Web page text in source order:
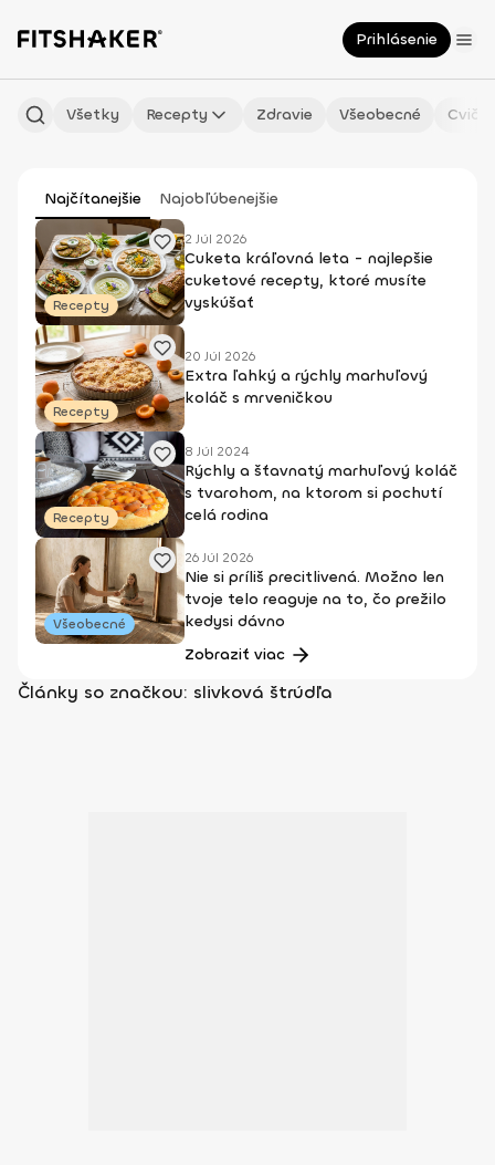
Prihlásenie
Všetky Recepty Zdravie Všeobecné
Najčítanejšie Najobľúbenejšie
Recepty
2 Júl 2026
Cuketa kráľovná leta - najlepšie
cuketové recepty, ktoré musíte
vyskúšať
Recepty
20 Júl 2026
Extra ľahký a rýchly marhuľový
koláč s mrveničkou
Recepty
8 Júl 2024
Rýchly a šťavnatý marhuľový koláč
s tvarohom, na ktorom si pochutí
celá rodina
Všeobecné
26 Júl 2026
Nie si príliš precitlivená. Možno len
tvoje telo reaguje na to, čo prežilo
kedysi dávno
Zobraziť viac
Články so značkou: slivková štrúdľa